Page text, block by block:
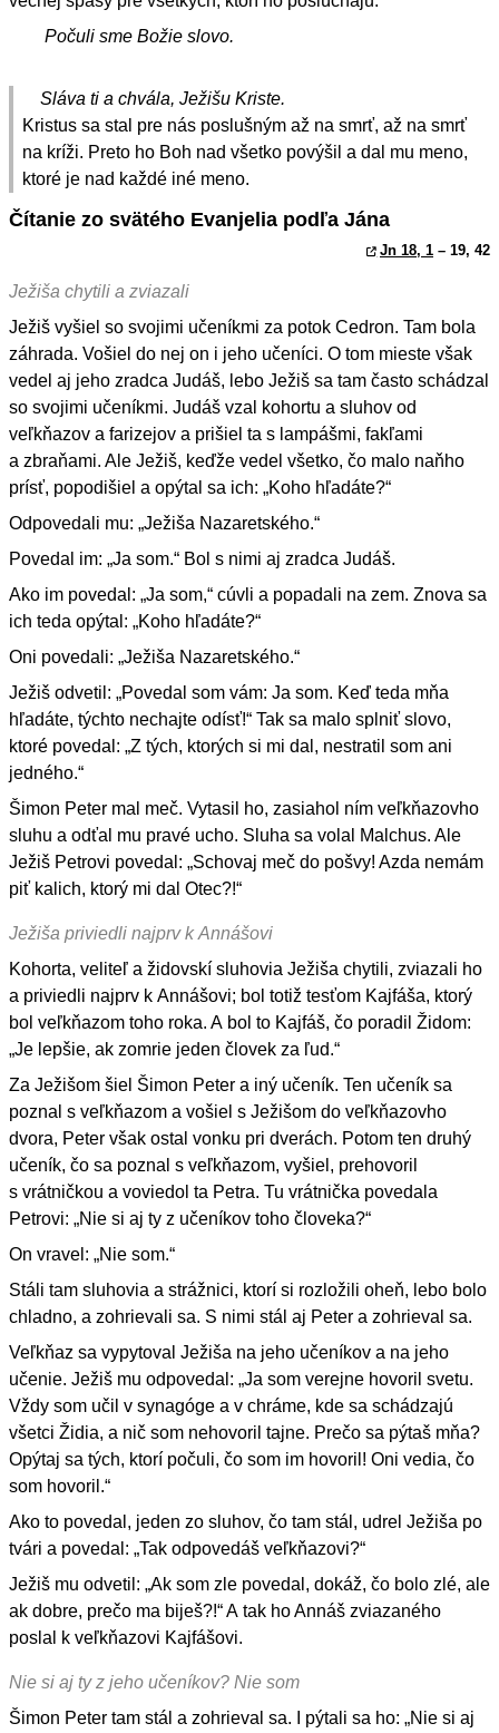
Počuli sme Božie slovo.
Sláva ti a chvála, Ježišu Kriste.
Kristus sa stal pre nás poslušným až na smrť, až na smrť
na kríži. Preto ho Boh nad všetko povýšil a dal mu meno,
ktoré je nad každé iné meno.
Čítanie zo svätého Evanjelia podľa Jána
Jn 18, 1 – 19, 42
Ježiša chytili a zviazali
Ježiš vyšiel so svojimi učeníkmi za potok Cedron. Tam bola
záhrada. Vošiel do nej on i jeho učeníci. O tom mieste však
vedel aj jeho zradca Judáš, lebo Ježiš sa tam často schádzal
so svojimi učeníkmi. Judáš vzal kohortu a sluhov od
veľkňazov a farizejov a prišiel ta s lampášmi, fakľami
a zbraňami. Ale Ježiš, keďže vedel všetko, čo malo naňho
prísť, popodišiel a opýtal sa ich: „Koho hľadáte?“
Odpovedali mu: „Ježiša Nazaretského.“
Povedal im: „Ja som.“ Bol s nimi aj zradca Judáš.
Ako im povedal: „Ja som,“ cúvli a popadali na zem. Znova sa
ich teda opýtal: „Koho hľadáte?“
Oni povedali: „Ježiša Nazaretského.“
Ježiš odvetil: „Povedal som vám: Ja som. Keď teda mňa
hľadáte, týchto nechajte odísť!“ Tak sa malo splniť slovo,
ktoré povedal: „Z tých, ktorých si mi dal, nestratil som ani
jedného.“
Šimon Peter mal meč. Vytasil ho, zasiahol ním veľkňazovho
sluhu a odťal mu pravé ucho. Sluha sa volal Malchus. Ale
Ježiš Petrovi povedal: „Schovaj meč do pošvy! Azda nemám
piť kalich, ktorý mi dal Otec?!“
Ježiša priviedli najprv k Annášovi
Kohorta, veliteľ a židovskí sluhovia Ježiša chytili, zviazali ho
a priviedli najprv k Annášovi; bol totiž tesťom Kajfáša, ktorý
bol veľkňazom toho roka. A bol to Kajfáš, čo poradil Židom:
„Je lepšie, ak zomrie jeden človek za ľud.“
Za Ježišom šiel Šimon Peter a iný učeník. Ten učeník sa
poznal s veľkňazom a vošiel s Ježišom do veľkňazovho
dvora, Peter však ostal vonku pri dverách. Potom ten druhý
učeník, čo sa poznal s veľkňazom, vyšiel, prehovoril
s vrátničkou a voviedol ta Petra. Tu vrátnička povedala
Petrovi: „Nie si aj ty z učeníkov toho človeka?“
On vravel: „Nie som.“
Stáli tam sluhovia a strážnici, ktorí si rozložili oheň, lebo bolo
chladno, a zohrievali sa. S nimi stál aj Peter a zohrieval sa.
Veľkňaz sa vypytoval Ježiša na jeho učeníkov a na jeho
učenie. Ježiš mu odpovedal: „Ja som verejne hovoril svetu.
Vždy som učil v synagóge a v chráme, kde sa schádzajú
všetci Židia, a nič som nehovoril tajne. Prečo sa pýtaš mňa?
Opýtaj sa tých, ktorí počuli, čo som im hovoril! Oni vedia, čo
som hovoril.“
Ako to povedal, jeden zo sluhov, čo tam stál, udrel Ježiša po
tvári a povedal: „Tak odpovedáš veľkňazovi?“
Ježiš mu odvetil: „Ak som zle povedal, dokáž, čo bolo zlé, ale
ak dobre, prečo ma biješ?!“ A tak ho Annáš zviazaného
poslal k veľkňazovi Kajfášovi.
Nie si aj ty z jeho učeníkov? Nie som
Šimon Peter tam stál a zohrieval sa. I pýtali sa ho: „Nie si aj